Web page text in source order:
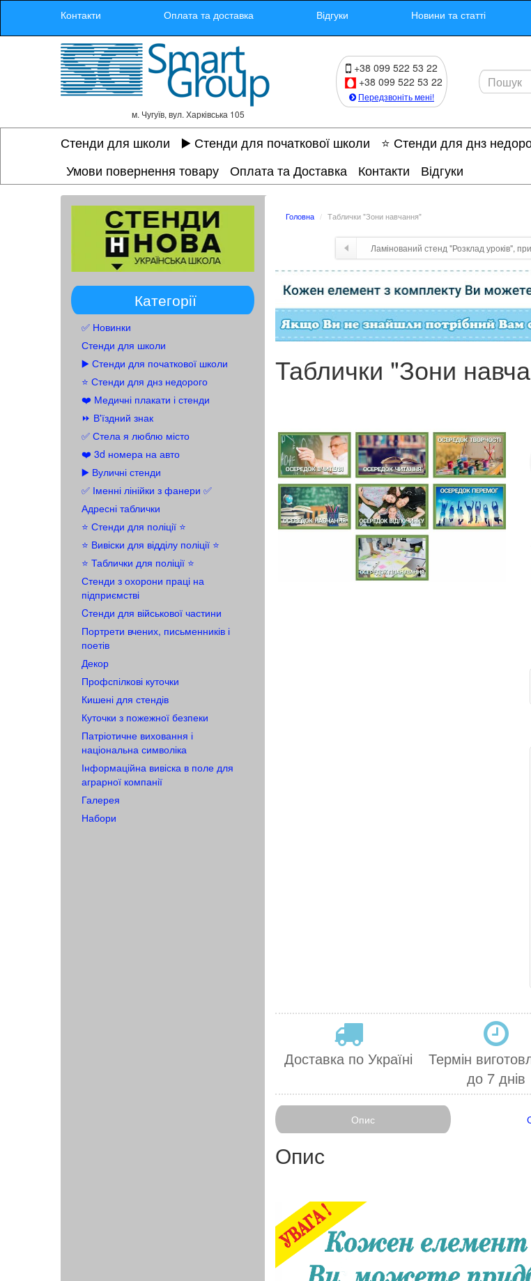
Контакти Оплата та доставка Відгуки Новини та статті
м. Чугуїв, вул. Харківська 105
+38 099 522 53 22
+38 099 522 53 22
Передзвоніть мені!
Стенди для школи ▶️ Стенди для початкової школи ⭐ Стенди для днз
Умови повернення товару
Оплата та Доставка Контакти Відгуки
Категорії
✅ Новинки
Стенди для школи
▶️ Стенди для початкової школи
⭐ Стенди для днз недорого
❤️ Медичні плакати і стенди
⏩ В'їздний знак
✅ Стела я люблю місто
❤️ 3d номера на авто
▶️ Вуличні стенди
✅ Іменні лінійки з фанери ✅
Адресні таблички
⭐ Стенди для поліції ⭐
⭐️ Вивіски для відділу поліції ⭐️
⭐️ Таблички для поліції ⭐️
Стенди з охорони праці на
підприємстві
Cтенди для військової частини
Портрети вчених, письменників і
поетів
Декор
Профспілкові куточки
Кишені для стендів
Куточки з пожежної безпеки
Патріотичне виховання і
національна символіка
Інформаційна вивіска в поле для
аграрної компанії
Галерея
Набори
Головна Таблички "Зони навчання"
Ламінований стенд "Розклад уроків",
Таблички "Зони
Доставка по Україні
Термін
до 7 днів
Опис
Опис